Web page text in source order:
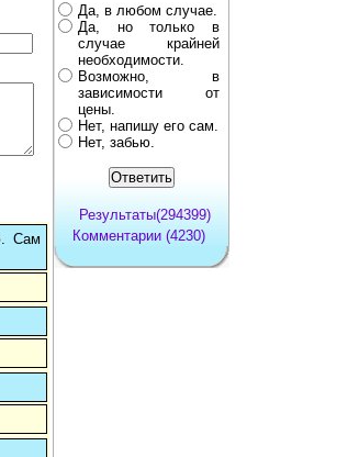
Сам
Да, в любом случае.
Да, но только в
случае крайней
необходимости.
Возможно, в
зависимости от
цены.
Нет, напишу его сам.
Нет, забью.
Результаты(294399)
Комментарии (4230)